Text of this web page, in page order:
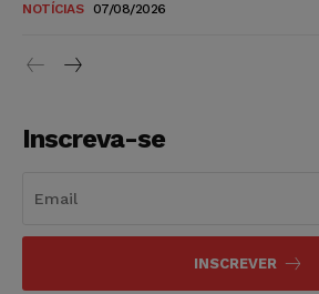
NOTÍCIAS 07/08/2026
Inscreva-se
INSCREVER